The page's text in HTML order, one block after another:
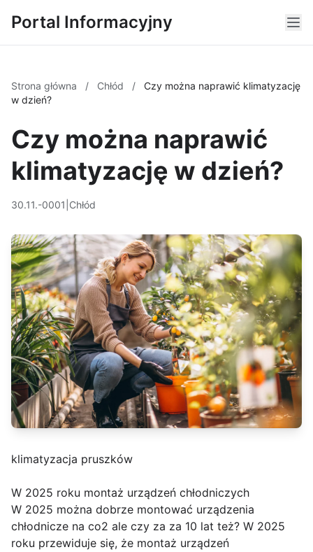
Portal Informacyjny
Strona główna / Chłód /
Czy można naprawić klimatyzację
w dzień?
Czy można naprawić
klimatyzację w dzień?
30.11.-0001 Chłód
klimatyzacja pruszków
W 2025 roku montaż urządzeń chłodniczych
W 2025 można dobrze montować urządzenia
chłodnicze na co2 ale czy za za 10 lat też? W 2025
roku przewiduje się, że montaż urządzeń